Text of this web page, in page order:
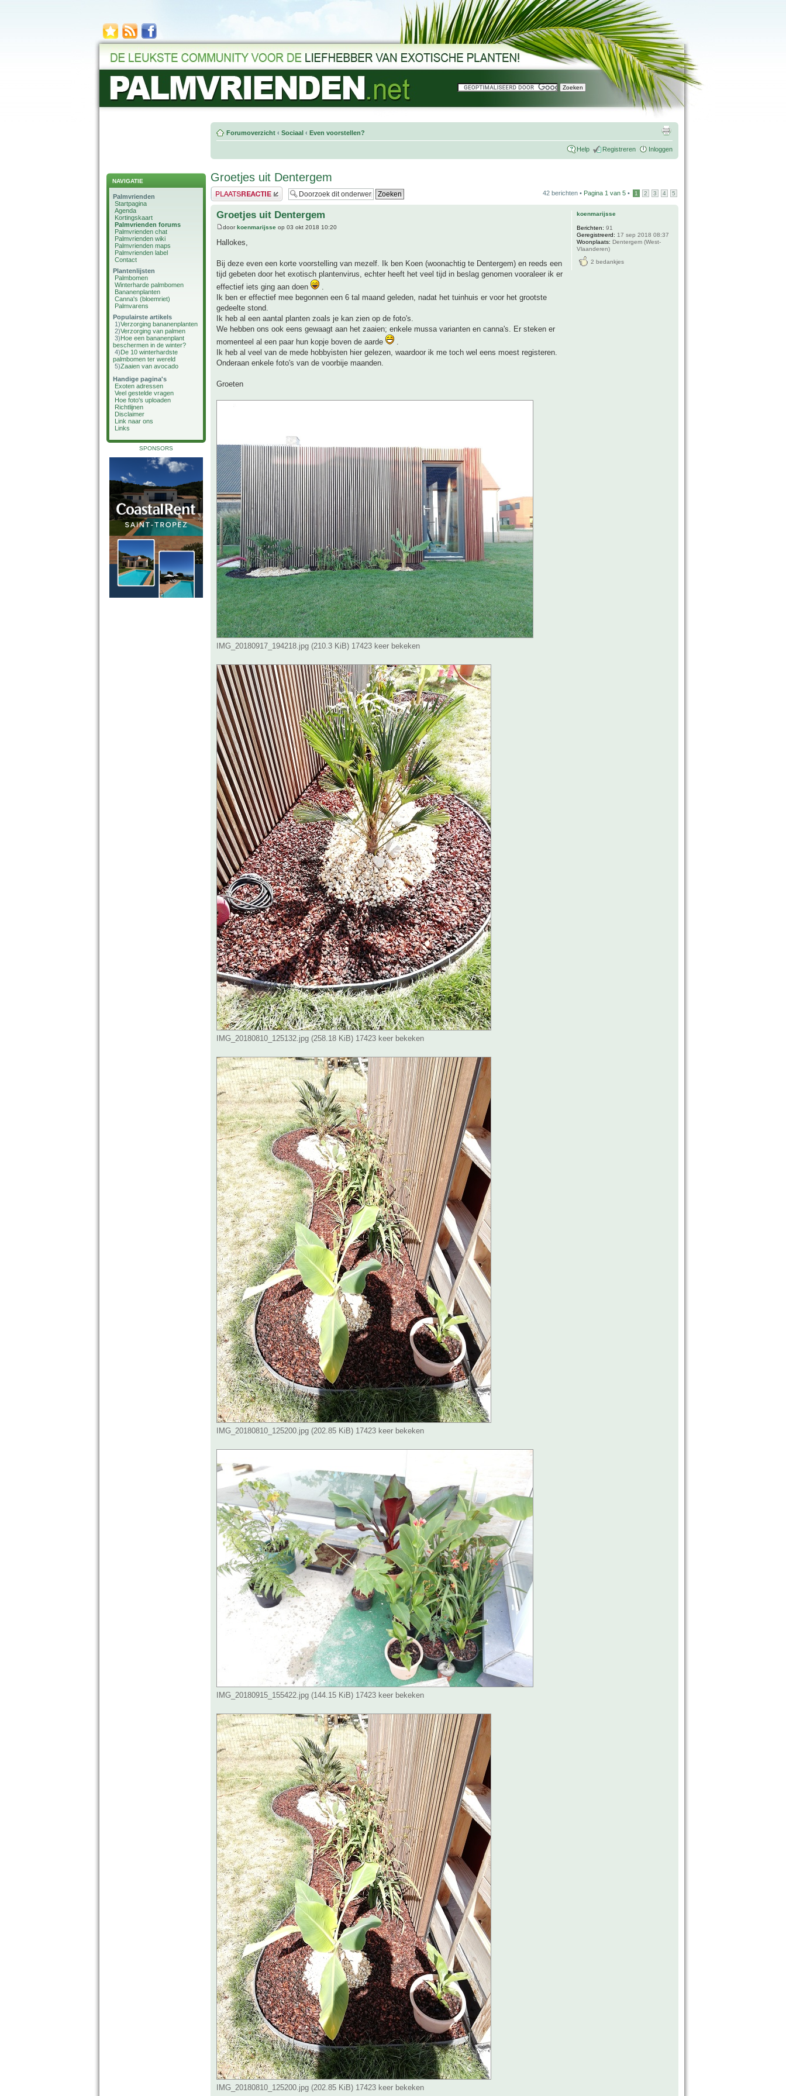
NAVIGATIE
Palmvrienden
Startpagina
Agenda
Kortingskaart
Palmvrienden forums
Palmvrienden chat
Palmvrienden wiki
Palmvrienden maps
Palmvrienden label
Contact
Plantenlijsten
Palmbomen
Winterharde palmbomen
Bananenplanten
Canna's (bloemriet)
Palmvarens
Populairste artikels
1)Verzorging bananenplanten
2)Verzorging van palmen
3)Hoe een bananenplant
beschermen in de winter?
4)De 10 winterhardste
palmbomen ter wereld
5)Zaaien van avocado
Handige pagina's
Exoten adressen
Veel gestelde vragen
Hoe foto's uploaden
Richtlijnen
Disclaimer
Link naar ons
Links
SPONSORS
Forumoverzicht ‹ Sociaal ‹ Even voorstellen?
Help Registreren Inloggen
Groetjes uit Dentergem
Plaats een reactie 42 berichten • Pagina 1 van 5 • 1 2 3 4 5
Groetjes uit Dentergem
doorkoenmarijsse op 03 okt 2018 10:20
Hallokes,
Bij deze even een korte voorstelling van mezelf. Ik ben Koen (woonachtig te Dentergem) en reeds een
tijd gebeten door het exotisch plantenvirus, echter heeft het veel tijd in beslag genomen vooraleer ik er
effectief iets ging aan doen
.
Ik ben er effectief mee begonnen een 6 tal maand geleden, nadat het tuinhuis er voor het grootste
gedeelte stond.
Ik heb al een aantal planten zoals je kan zien op de foto's.
We hebben ons ook eens gewaagt aan het zaaien; enkele mussa varianten en canna's. Er steken er
momenteel al een paar hun kopje boven de aarde
.
Ik heb al veel van de mede hobbyisten hier gelezen, waardoor ik me toch wel eens moest registeren.
Onderaan enkele foto's van de voorbije maanden.
Groeten
IMG_20180917_194218.jpg (210.3 KiB) 17423 keer bekeken
IMG_20180810_125132.jpg (258.18 KiB) 17423 keer bekeken
IMG_20180810_125200.jpg (202.85 KiB) 17423 keer bekeken
IMG_20180915_155422.jpg (144.15 KiB) 17423 keer bekeken
IMG_20180810_125200.jpg (202.85 KiB) 17423 keer bekeken
koenmarijsse
Berichten: 91
Geregistreerd: 17 sep 2018 08:37
Woonplaats: Dentergem (West-
Vlaanderen)
2 bedankjes